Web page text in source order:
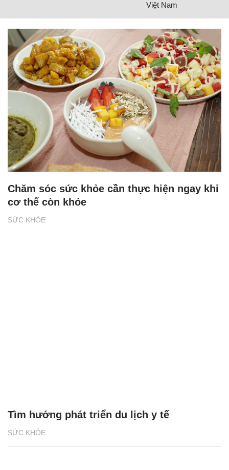
Việt Nam
SỨC KHỎE
Chăm sóc sức khỏe cần thực hiện ngay khi
cơ thể còn khỏe
SỨC KHỎE
Tìm hướng phát triển du lịch y tế